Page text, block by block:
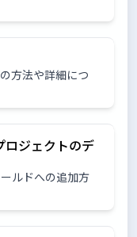
方法や詳細につ
ロジェクトのデ
ルドへの追加方